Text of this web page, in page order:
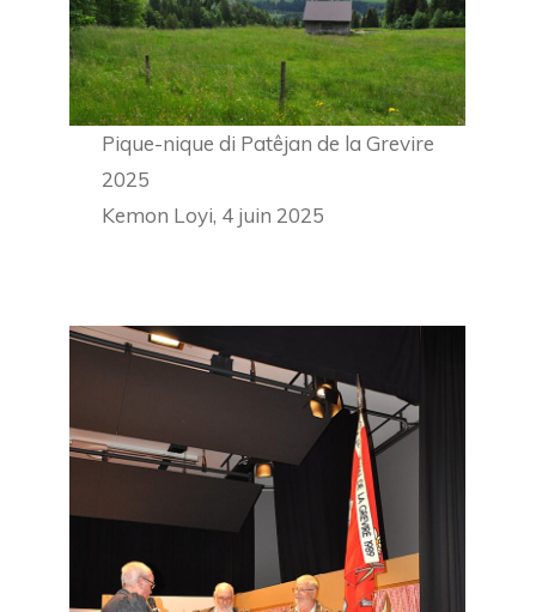
Pique-nique di Patêjan de la Grevire
2025
Kemon Loyi, 4 juin 2025